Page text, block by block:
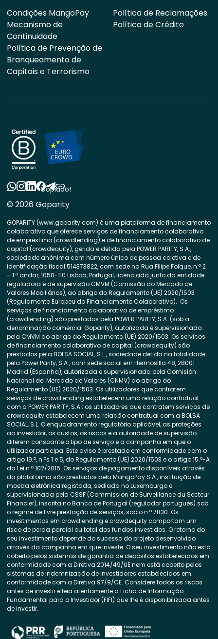
Condições MangoPay
Mecanismo de
Continuidade
Política de Prevenção de
Branqueamento de
Capitais e Terrorismo
Política de Reclamações
Política de Crédito
© 2026 Goparity
GOPARITY (www.goparity.com) é uma plataforma de financiamento
colaborativo que oferece serviços de financiamento colaborativo
de empréstimo (crowdlending) e de financiamento colaborativo de
capital (crowdequity), gerida e detida pela POWER PARITY, S.A.,
sociedade anónima com número único de pessoa coletiva e de
identificação fiscal 514373822, com sede na Rua Filipe Folque, n.º 2
– 1.º andar, 1050-110 Lisboa, Portugal, licenciada junto da entidade
reguladora e de supervisão CMVM (Comissão do Mercado de
Valores Mobiliários), ao abrigo do Regulamento (UE) 2020/1503
(Regulamento Europeu do Financiamento Colaborativo). Os
serviços de financiamento colaborativo de empréstimo
(crowdlending) são prestados pela POWER PARITY, S.A. (sob a
denominação comercial Goparity), autorizada e supervisionada
pela CMVM ao abrigo do Regulamento (UE) 2020/1503. Os serviços
de financiamento colaborativo de capital (crowdequity) são
prestados pela BOLSA SOCIAL, S.L., sociedade detida na totalidade
pela Power Parity, S.A., com sede social em Hermosilla 48, 28001
Madrid (Espanha), autorizada e supervisionada pela Comisión
Nacional del Mercado de Valores (CNMV) ao abrigo do
Regulamento (UE) 2020/1503. Os utilizadores que contratem
serviços de crowdlending estabelecem uma relação contratual
com a POWER PARITY, S.A.; os utilizadores que contratem serviços de
crowdequity estabelecem uma relação contratual com a BOLSA
SOCIAL, S.L. O enquadramento regulatório aplicável, as proteções
ao investidor, os custos, os riscos e a autoridade de supervisão
diferem consoante o tipo de serviço e a campanha em que o
utilizador participa. Este aviso é prestado em conformidade com o
artigo 19.º, n.ºs 1 e 5, do Regulamento (UE) 2020/1503 e o artigo 15.º-A
da Lei n.º 102/2015. Os serviços de pagamento disponíveis através
da plataforma são prestados pela MangoPay S.A., instituição de
moeda eletrónica registada, sediada no Luxemburgo e
supervisionada pela CSSF (Commission de Surveillance du Secteur
Financier), inscrita no Banco de Portugal (regulador português) sob
o regime de livre prestação de serviços, sob o n.º 7830. Os
investimentos em crowdlending e crowdequity comportam um
risco de perda parcial ou total dos fundos investidos. O retorno do
seu investimento depende do sucesso do projeto desenvolvido
através da campanha em que investe. O seu investimento não está
coberto pelos sistemas de garantia de depósitos estabelecidos em
conformidade com a Diretiva 2014/49/UE nem está coberto pelos
sistemas de indemnização de investidores estabelecidos em
conformidade com a Diretiva 97/9/CE. Considere todos os riscos
antes de investir e leia atentamente a Ficha de Informação
Fundamental para o Investidor (FIFI) que lhe é disponibilizada antes
de investir.
Copiado!